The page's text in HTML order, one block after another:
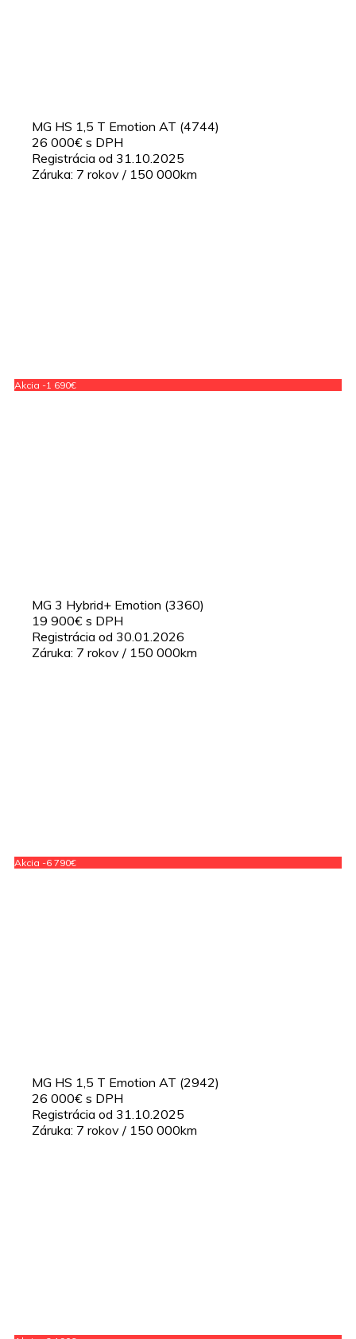
MG HS 1,5 T Emotion AT (4744)
26 000€ s DPH
Registrácia od 31.10.2025
Záruka: 7 rokov / 150 000km
Akcia -1 690€
MG 3 Hybrid+ Emotion (3360)
19 900€ s DPH
Registrácia od 30.01.2026
Záruka: 7 rokov / 150 000km
Akcia -6 790€
MG HS 1,5 T Emotion AT (2942)
26 000€ s DPH
Registrácia od 31.10.2025
Záruka: 7 rokov / 150 000km